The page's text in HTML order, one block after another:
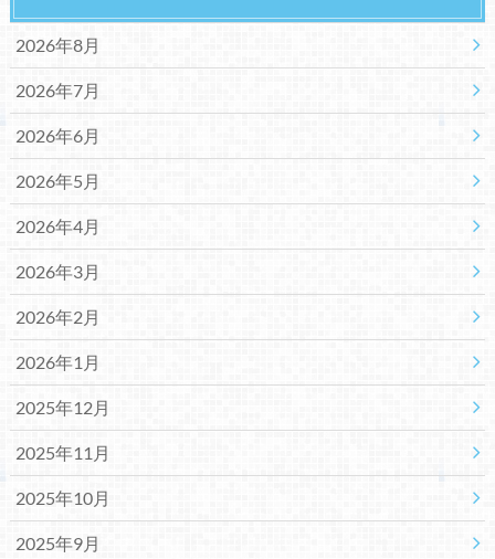
2026年8月
2026年7月
2026年6月
2026年5月
2026年4月
2026年3月
2026年2月
2026年1月
2025年12月
2025年11月
2025年10月
2025年9月